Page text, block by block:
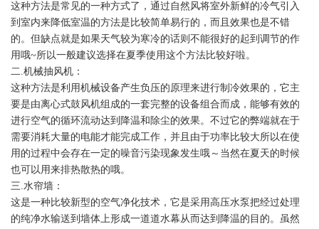
这种方法是常见的一种方式了，通过自然风将室外新鲜的冷气引入
到室内来降低室温的方法是比较简单易行的，而且效果也是不错
的。但缺点就是如果天气较为寒冷的话则不能很好的起到调节的作
用哦~所以一般建议选择在夏季使用这个方法比较好啦。
二.机械抽风机：
这种方法是利用机械设备产生负压的原理来进行制冷效果的，它主
要是由离心式鼓风机组成的一套完整的设备组合而成，能够有效的
进行空气的循环流动达到降温和除尘的效果。不过它的弊端就在于
需要消耗大量的电能才能完成工作，并且由于功率比较大所以在使
用的过程中会存在一定的噪音污染现象发生哦～当然在夏天的时候
也可以用来排热散热的哦。
三.水帘墙：
这是一种比较新型的空气净化技术，它是采用高压水泵把经过处理
的纯净水输送到墙体上形成一道道水幕从而达到降温的目的。虽然